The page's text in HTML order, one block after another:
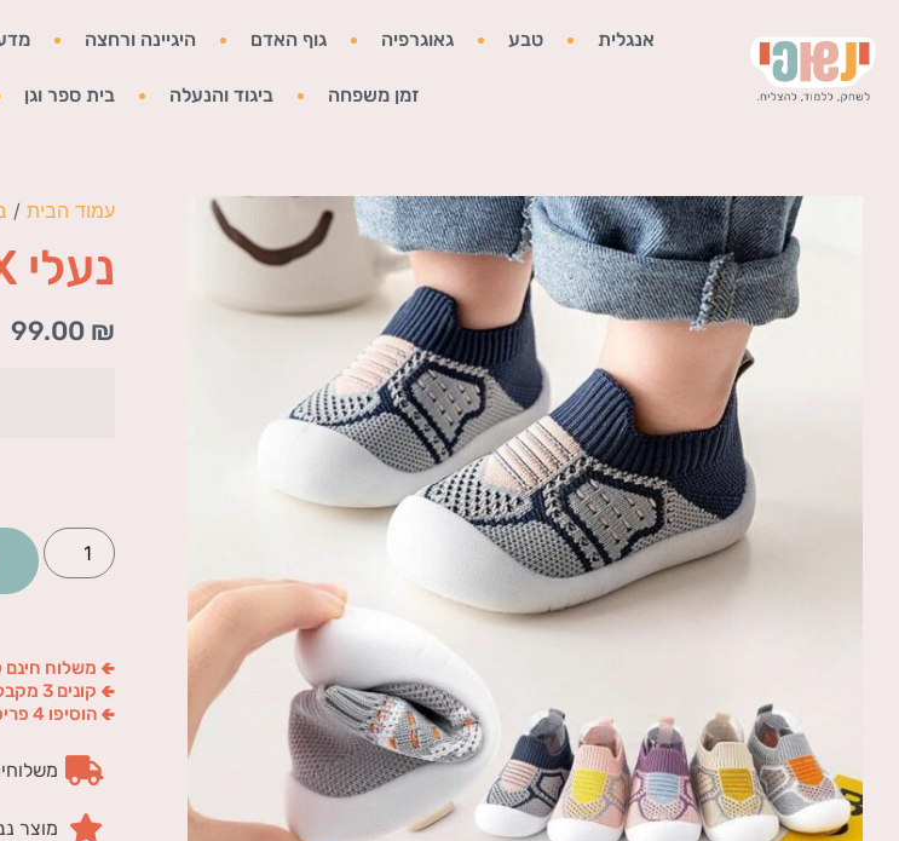
אנגלית טבע גאוגרפיה גוף האדם היגיינה ורחצה
זמן משפחה ביגוד והנעלה בית ספר וגן
עמוד הבית /
נעלי FLEX לתינוקות
99.00 ₪
🢀 משלוח חינם
🢀 קונים 3 מקבלים 1 נוסף במתנה!
🢀 הוסיפו 4 פריטים לעגלה שלמו רק על 3
מוצר